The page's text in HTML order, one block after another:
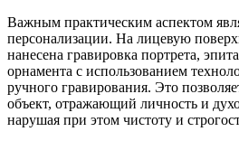
Важным практическим аспектом
персонализации. На лицевую
нанесена гравировка портрета,
орнамента с использованием
ручного гравирования. Это
объект, отражающий личность и
нарушая при этом чистоту и